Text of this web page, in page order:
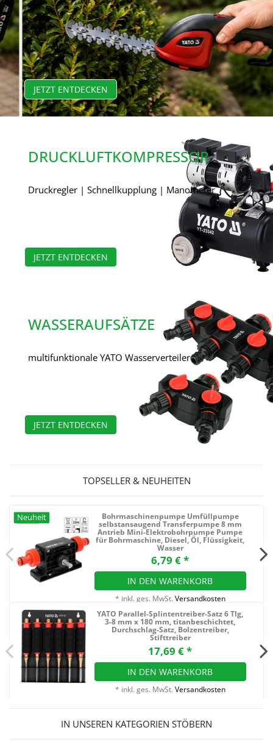
JETZT ENTDECKEN
DRUCKLUFTKOMPRESSOR
Druckregler | Schnellkupplung | Manometer
JETZT ENTDECKEN
WASSERAUFSÄTZE
multifunktionale YATO Wasserverteiler
JETZT ENTDECKEN
TOPSELLER & NEUHEITEN
Neuheit Bohrmaschinenpumpe Umfüllpumpe
selbstansaugend Transferpumpe 8 mm
Antrieb Mini-Elektrobohrpumpe Pumpe
für Bohrmaschine, Diesel, Öl, Flüssigkeit,
Wasser
6,79 € *
IN DEN WARENKORB
* inkl. ges. MwSt. Versandkosten
YATO Parallel-Splintentreiber-Satz 6 Tlg,
3-8 mm x 180 mm, titanbeschichtet,
Durchschlag-Satz, Bolzentreiber,
Stifttreiber
17,69 € *
IN DEN WARENKORB
* inkl. ges. MwSt. Versandkosten
IN UNSEREN KATEGORIEN STÖBERN